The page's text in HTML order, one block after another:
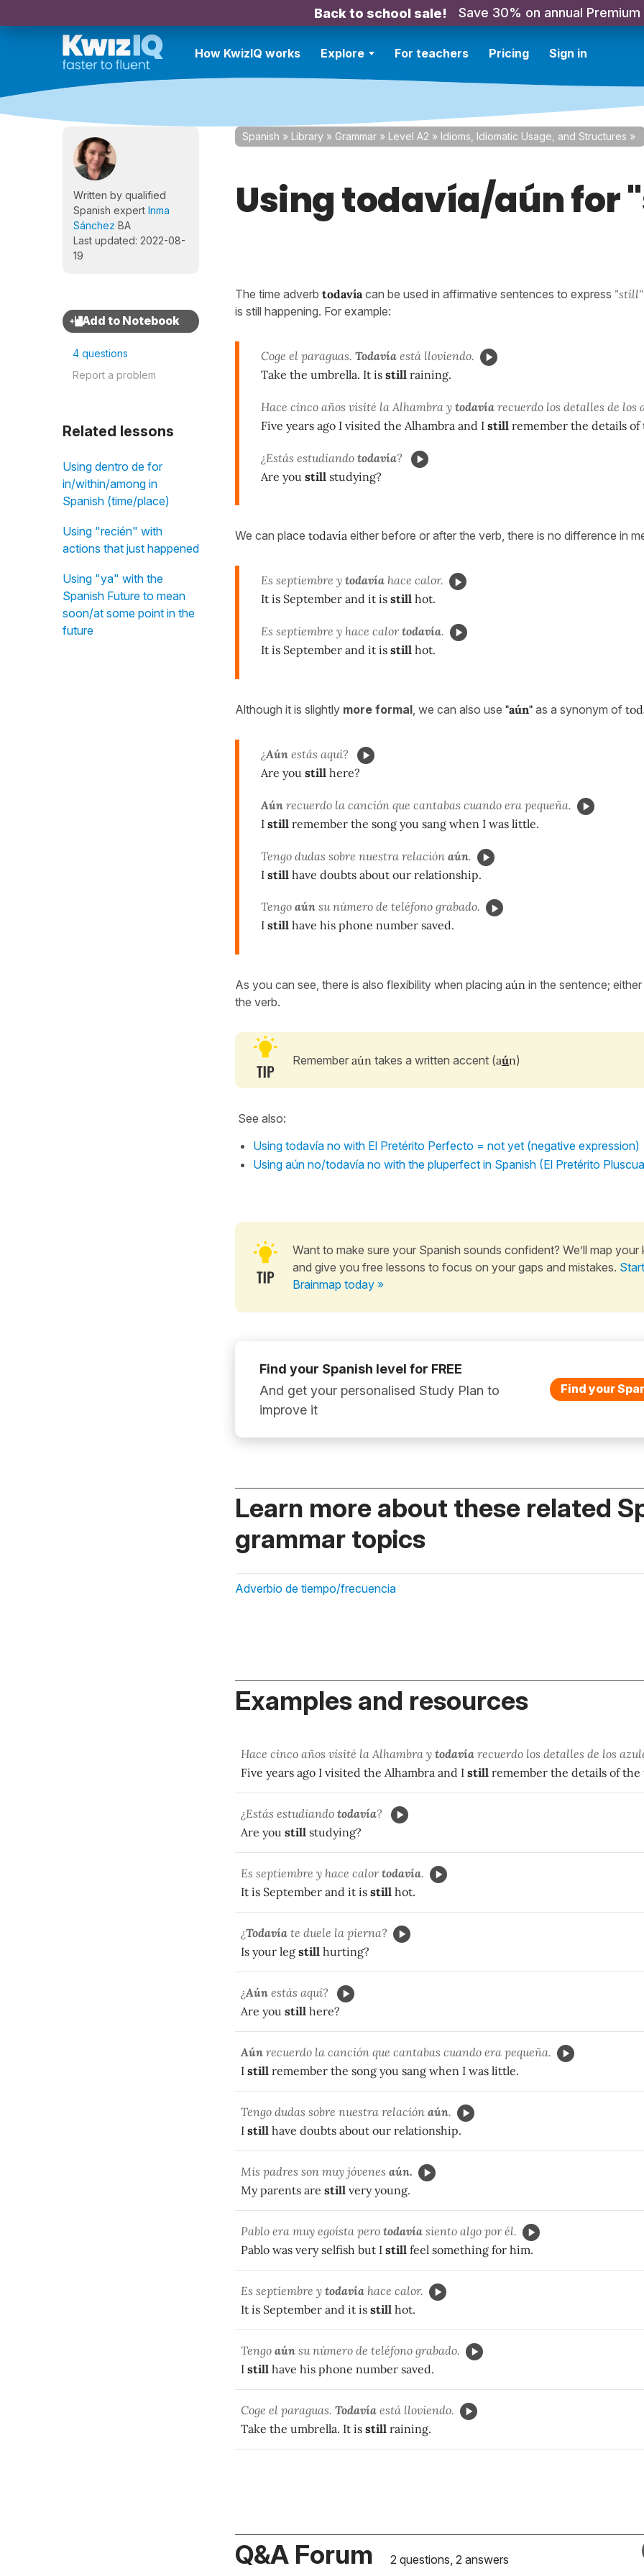
Back to school sale! Save 30% on annual Premium
How KwizIQ works Explore For teachers Pricing Sign in
Written by qualified
Spanish expert Inma
Sánchez BA
Last updated: 2022-08-
19
4 questions
Report a problem
Related lessons
Using dentro de for
in/within/among in
Spanish (time/place)
Using "recién" with
actions that just happened
Using "ya" with the
Spanish Future to mean
soon/at some point in the
future
Spanish » Library » Grammar » Level A2 » Idioms, Idiomatic Usage, and Structures »
Using todavía/aún for
The time adverb todavíacan be used in affirmative sentences to express "still"
is still happening. For example:
Coge el paraguas. Todavía está lloviendo.
Take the umbrella. It is still raining.
Hace cinco años visité la Alhambra y todavía recuerdo los detalles de los
Five years ago I visited the Alhambra and I still remember the details of
¿Estás estudiando todavía?
Are you still studying?
We can place todavía either before or after the verb, there is no difference in
Es septiembre y todavía hace calor.
It is September and it is still hot.
Es septiembre y hace calortodavía.
It is September and it is still hot.
Although it is slightly more formal , we can also use "aún" as a synonym of
¿Aún estás aquí?
Are you still here?
Aún recuerdo la canción que cantabas cuando era pequeña.
I still remember the song you sang when I was little.
Tengo dudas sobre nuestra relación aún.
I still have doubts about our relationship.
Tengo aún su número de teléfono grabado.
I still have his phone number saved.
As you can see, there is also flexibility when placing aún in the sentence;
the verb.
Remember aún takes a written accent (aún)
See also:
Using todavía no with El Pretérito Perfecto = not yet (negative expression)
Using aún no/todavía no with the pluperfect in Spanish (El Pretérito
Want to make sure your Spanish sounds confident? We’ll map your
and give you free lessons to focus on your gaps and mistakes.
Brainmap today »
Find your Spanish level for FREE
And get your personalised Study Plan to
improve it
Find your
Learn more about these related
grammar topics
Adverbio de tiempo/frecuencia
Examples and resources
Hace cinco años visité la Alhambra y todavía recuerdo los detalles de los
Five years ago I visited the Alhambra and I still remember the details of the
¿Estás estudiando todavía?
Are you still studying?
Es septiembre y hace calortodavía.
It is September and it is still hot.
¿Todavía te duele la pierna?
Is your leg still hurting?
¿Aún estás aquí?
Are you still here?
Aún recuerdo la canción que cantabas cuando era pequeña.
I still remember the song you sang when I was little.
Tengo dudas sobre nuestra relación aún.
I still have doubts about our relationship.
Mis padres son muy jóvenes aún.
My parents are still very young.
Pablo era muy egoísta pero todavía siento algo por él.
Pablo was very selfish but I still feel something for him.
Es septiembre y todavía hace calor.
It is September and it is still hot.
Tengo aún su número de teléfono grabado.
I still have his phone number saved.
Coge el paraguas. Todavía está lloviendo.
Take the umbrella. It is still raining.
Q&A Forum 2 questions, 2 answers